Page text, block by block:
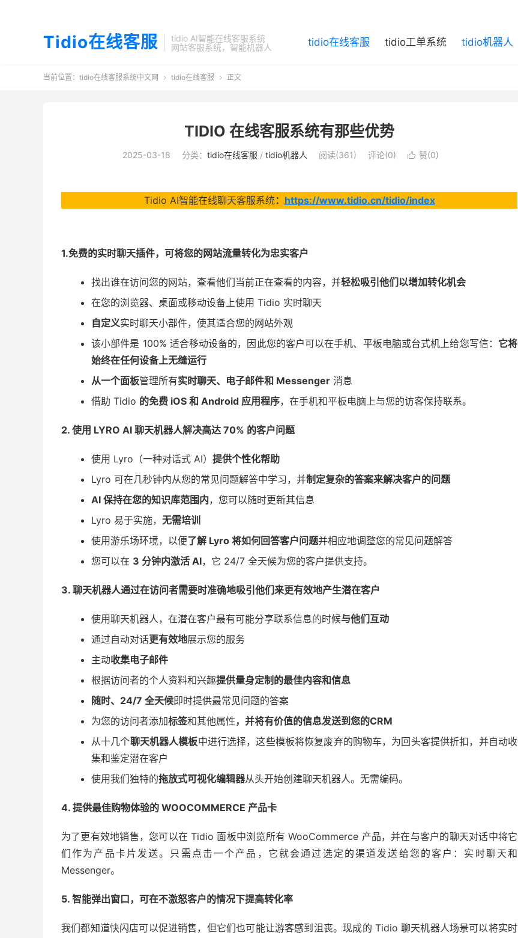
Tidio在线客服
tidio AI智能在线客服系统
网站客服系统，智能机器人
tidio在线客服 tidio工单系统 tidio机器人
当前位置： tidio在线客服系统中文网  tidio在线客服  正文
TIDIO 在线客服系统有那些优势
2025-03-18 分类： tidio在线客服 / tidio机器人 阅读(361) 评论(0)  赞(0)
Tidio AI智能在线聊天客服系统： https://www.tidio.cn/tidio/index
1.免费的实时聊天插件，可将您的网站流量转化为忠实客户
找出谁在访问您的网站，查看他们当前正在查看的内容，并轻松吸引他们以增加转化机会
在您的浏览器、桌面或移动设备上使用 Tidio 实时聊天
自定义实时聊天小部件，使其适合您的网站外观
该小部件是 100% 适合移动设备的，因此您的客户可以在手机、平板电脑或台式机上给您写信： 它将
始终在任何设备上无缝运行
从一个面板管理所有实时聊天、电子邮件和 Messenger 消息
借助 Tidio 的免费 iOS 和 Android 应用程序，在手机和平板电脑上与您的访客保持联系。
2. 使用 LYRO AI 聊天机器人解决高达 70% 的客户问题
使用 Lyro（一种对话式 AI） 提供个性化帮助
Lyro 可在几秒钟内从您的常见问题解答中学习，并制定复杂的答案来解决客户的问题
AI 保持在您的知识库范围内，您可以随时更新其信息
Lyro 易于实施， 无需培训
使用游乐场环境，以便了解 Lyro 将如何回答客户问题并相应地调整您的常见问题解答
您可以在 3 分钟内激活 AI，它 24/7 全天候为您的客户提供支持。
3. 聊天机器人通过在访问者需要时准确地吸引他们来更有效地产生潜在客户
使用聊天机器人，在潜在客户最有可能分享联系信息的时候与他们互动
通过自动对话更有效地展示您的服务
主动收集电子邮件
根据访问者的个人资料和兴趣提供量身定制的最佳内容和信息
随时、24/7 全天候即时提供最常见问题的答案
为您的访问者添加标签和其他属性，并将有价值的信息发送到您的CRM
从十几个聊天机器人模板中进行选择，这些模板将恢复废弃的购物车，为回头客提供折扣，并自动收
集和鉴定潜在客户
使用我们独特的拖放式可视化编辑器从头开始创建聊天机器人。无需编码。
4. 提供最佳购物体验的 WOOCOMMERCE 产品卡
为了更有效地销售，您可以在 Tidio 面板中浏览所有 WooCommerce 产品，并在与客户的聊天对话中将它
们作为产品卡片发送。只需点击一个产品，它就会通过选定的渠道发送给您的客户：实时聊天和
Messenger。
5. 智能弹出窗口，可在不激怒客户的情况下提高转化率
我们都知道快闪店可以促进销售，但它们也可能让游客感到沮丧。现成的 Tidio 聊天机器人场景可以将实时